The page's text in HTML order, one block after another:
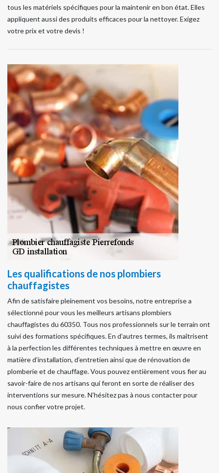
tous les matériels spécifiques pour la maintenir en bon état. Elles
appliquent aussi des produits efficaces pour la nettoyer. Exigez
votre prix et votre devis !
Les qualifications de nos plombiers
chauffagistes
Afin de satisfaire pleinement vos besoins, notre entreprise a
sélectionné pour vous les meilleurs artisans plombiers
chauffagistes du 60350. Tous nos professionnels sur le terrain ont
suivi des formations spécifiques. En d’autres termes, ils maîtrisent
à la perfection les différentes techniques à mettre en œuvre en
matière d’installation, d’entretien ainsi que de rénovation de
plomberie et de chauffage. Vous pouvez entièrement vous fier au
savoir-faire de nos artisans qui feront en sorte de réaliser des
interventions sur mesure. N’hésitez pas à nous contacter pour
nous confier votre projet.